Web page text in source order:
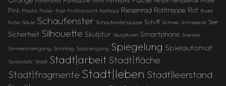
Pink Plastik Poller Post Profilansicht Rathaus Riesenrad Rolltreppe Rot Rudel
Ruhe Säule Schaufenster Schaufensterpuppe Schiff Schnee Schneeeule See
Sicherheit Silhouette Skulptur Skulpturen Smartphone Sneaker
Sonnenuntergang Sonntag Spaziergang Spiegelung Spielautomat
Spielplatz Stadt Stadt|arbeit Stadt|fläche
Stadt|fragmente Stadt|leben Stadt|leerstand